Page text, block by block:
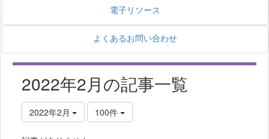
電子リソース
よくあるお問い合わせ
2022年2月の記事一覧
2022年2月 100件